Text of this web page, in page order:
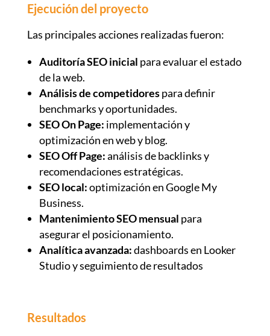
Ejecución del proyecto
Las principales acciones realizadas fueron:
Auditoría SEO inicial para evaluar el estado
de la web.
Análisis de competidorespara definir
benchmarks y oportunidades.
SEO On Page: implementación y
optimización en web y blog.
SEO Off Page:análisis de backlinks y
recomendaciones estratégicas.
SEO local:optimización en Google My
Business.
Mantenimiento SEO mensual para
asegurar el posicionamiento.
Analítica avanzada:dashboards en Looker
Studio y seguimiento de resultados
Resultados